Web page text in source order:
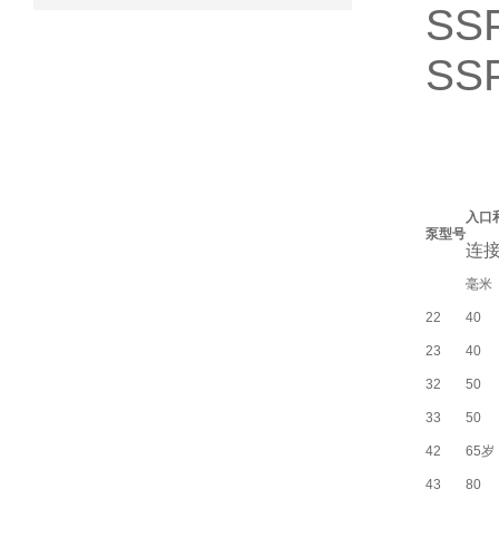
泵型号
入口
连
毫米
22 40
23 40
32 50
33 50
42 65岁
43 80